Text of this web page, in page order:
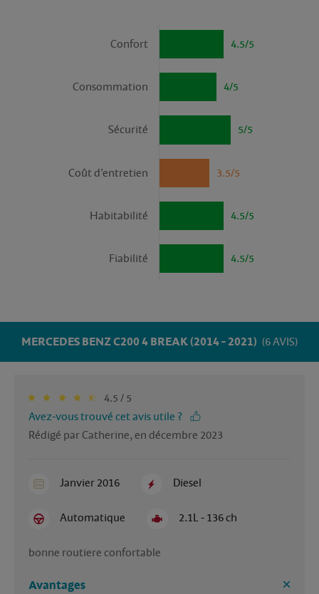
4.5/5
Confort
4/5
Consommation
5/5
Sécurité
3.5/5
Coût d’entretien
4.5/5
Habitabilité
4.5/5
Fiabilité
MERCEDES BENZ C200 4 BREAK (2014 - 2021) (6 AVIS)
4.5 / 5
Avez-vous trouvé cet avis utile ?
Rédigé par Catherine, en décembre 2023
Janvier 2016 Diesel
Automatique 2.1L - 136 ch
bonne routiere confortable
Avantages